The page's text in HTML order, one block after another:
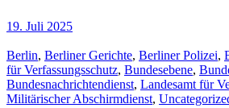
19. Juli 2025
Berlin, Berliner Gerichte, Berliner Polizei,
für Verfassungsschutz, Bundesebene,
Bundesnachrichtendienst, Landesamt für
Militärischer Abschirmdienst,